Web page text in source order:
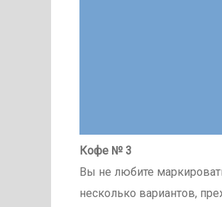
Кофе № 3
Вы не любите
несколько вариантов,